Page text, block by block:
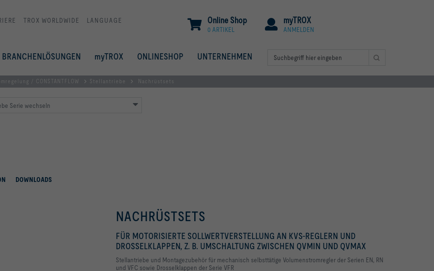
TROX WORLDWIDE LANGUAGE myTROX
ANMELDEN
Online Shop
0 ARTIKEL
BRANCHENLÖSUNGEN myTROX ONLINESHOP UNTERNEHMEN
/ CONSTANTFLOW Stellantriebe Nachrüstsets
Serie wechseln
DOWNLOADS
NACHRÜSTSETS
FÜR MOTORISIERTE SOLLWERTVERSTELLUNG AN KVS-REGLERN UND
DROSSELKLAPPEN, Z. B. UMSCHALTUNG ZWISCHEN QVMIN UND QVMAX
Stellantriebe und Montagezubehör für mechanisch selbsttätige Volumenstromregler der Serien EN, RN
und VFC sowie Drosselklappen der Serie VFR